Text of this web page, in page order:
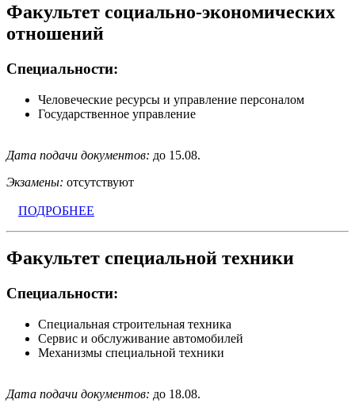
Факультет социально-экономических
отношений
Специальности:
Человеческие ресурсы и управление персоналом
Государственное управление
Дата подачи документов: до 15.08.
Экзамены: отсутствуют
ПОДРОБНЕЕ
Факультет специальной техники
Специальности:
Специальная строительная техника
Сервис и обслуживание автомобилей
Механизмы специальной техники
Дата подачи документов: до 18.08.